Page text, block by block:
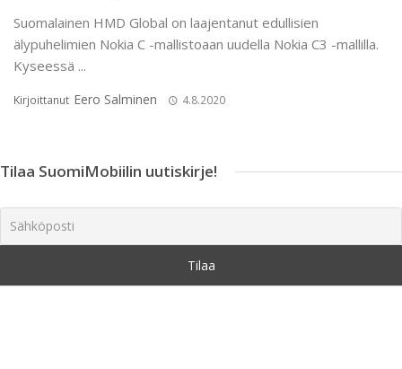
Suomalainen HMD Global on laajentanut edullisien
älypuhelimien Nokia C -mallistoaan uudella Nokia C3 -mallilla.
Kyseessä ...
Kirjoittanut Eero Salminen 4.8.2020
Tilaa SuomiMobiilin uutiskirje!